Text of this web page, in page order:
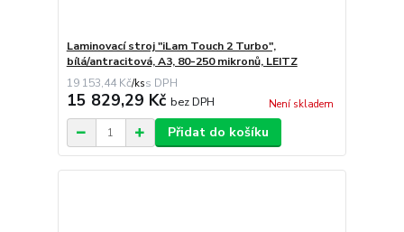
Laminovací stroj "iLam Touch 2 Turbo",
bílá/antracitová, A3, 80-250 mikronů, LEITZ
19 153,44 Kč/ks
15 829,29 Kč bez DPH Není skladem
Přidat do košíku